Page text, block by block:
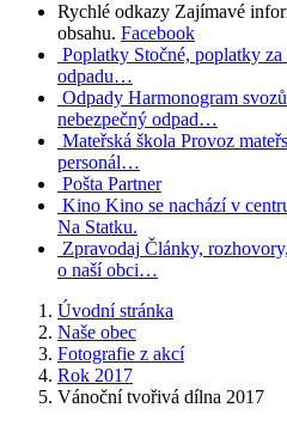
Rychlé odkazy Zajímavé
obsahu. Facebook
Poplatky Stočné, poplatky
odpadu…
Odpady Harmonogram
nebezpečný odpad…
Mateřská škola Provoz
personál…
Pošta Partner
Kino Kino se nachází v
Na Statku.
Zpravodaj Články,
o naší obci…
Úvodní stránka
Naše obec
Fotografie z akcí
Rok 2017
Vánoční tvořivá dílna 2017